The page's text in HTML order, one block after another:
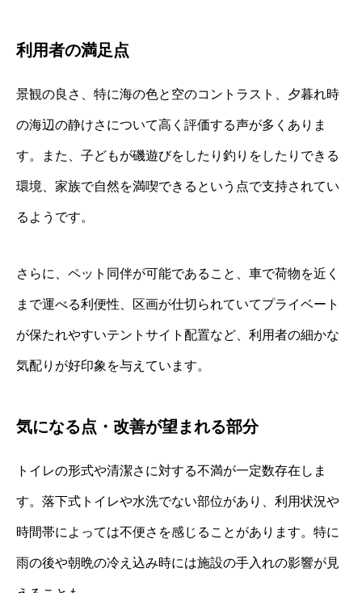
利用者の満足点
景観の良さ、特に海の色と空のコントラスト、夕暮れ時
の海辺の静けさについて高く評価する声が多くありま
す。また、子どもが磯遊びをしたり釣りをしたりできる
環境、家族で自然を満喫できるという点で支持されてい
るようです。
さらに、ペット同伴が可能であること、車で荷物を近く
まで運べる利便性、区画が仕切られていてプライベート
が保たれやすいテントサイト配置など、利用者の細かな
気配りが好印象を与えています。
気になる点・改善が望まれる部分
トイレの形式や清潔さに対する不満が一定数存在しま
す。落下式トイレや水洗でない部位があり、利用状況や
時間帯によっては不便さを感じることがあります。特に
雨の後や朝晩の冷え込み時には施設の手入れの影響が見